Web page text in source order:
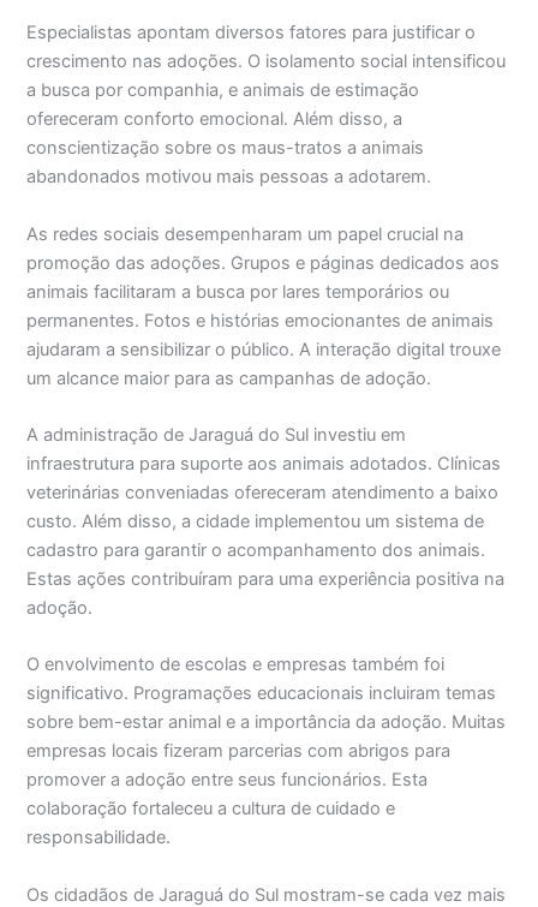
Especialistas apontam diversos fatores para justificar o
crescimento nas adoções. O isolamento social intensificou
a busca por companhia, e animais de estimação
ofereceram conforto emocional. Além disso, a
conscientização sobre os maus-tratos a animais
abandonados motivou mais pessoas a adotarem.
As redes sociais desempenharam um papel crucial na
promoção das adoções. Grupos e páginas dedicados aos
animais facilitaram a busca por lares temporários ou
permanentes. Fotos e histórias emocionantes de animais
ajudaram a sensibilizar o público. A interação digital trouxe
um alcance maior para as campanhas de adoção.
A administração de Jaraguá do Sul investiu em
infraestrutura para suporte aos animais adotados. Clínicas
veterinárias conveniadas ofereceram atendimento a baixo
custo. Além disso, a cidade implementou um sistema de
cadastro para garantir o acompanhamento dos animais.
Estas ações contribuíram para uma experiência positiva na
adoção.
O envolvimento de escolas e empresas também foi
significativo. Programações educacionais incluiram temas
sobre bem-estar animal e a importância da adoção. Muitas
empresas locais fizeram parcerias com abrigos para
promover a adoção entre seus funcionários. Esta
colaboração fortaleceu a cultura de cuidado e
responsabilidade.
Os cidadãos de Jaraguá do Sul mostram-se cada vez mais